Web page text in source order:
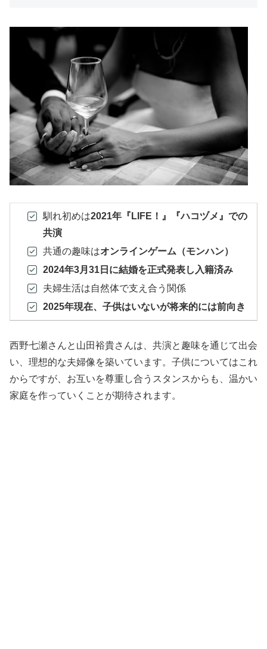
馴れ初めは2021年『LIFE！』『ハコヅメ』での
共演
共通の趣味はオンラインゲーム（モンハン）
2024年3月31日に結婚を正式発表し入籍済み
夫婦生活は自然体で支え合う関係
2025年現在、子供はいないが将来的には前向き
西野七瀬さんと山田裕貴さんは、共演と趣味を通じて出会
い、理想的な夫婦像を築いています。子供についてはこれ
からですが、お互いを尊重し合うスタンスからも、温かい
家庭を作っていくことが期待されます。